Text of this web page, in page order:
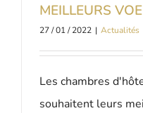
MEILLEURS
27 / 01 / 2022 | Actualités
Les chambres
souhaitent leurs